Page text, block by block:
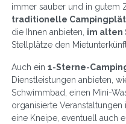
immer sauber und in gutem
traditionelle
die Ihnen anbieten, im alten
Stellplätze den
Auch ein 1-Sterne-
Dienstleistungen anbieten,
Schwimmbad, einen Mini-
organisierte
eine Kneipe, eventuell auch